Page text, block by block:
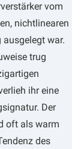
vom
nichtlinearen
war.
trug
ihr eine
Der
oft als warm
des